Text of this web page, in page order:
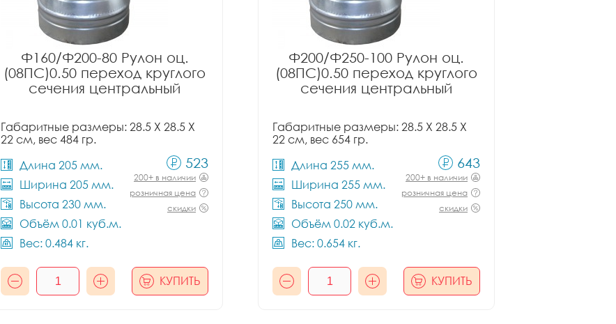
Ф160/Ф200-80 Рулон оц.
(08ПС)0.50 переход круглого
сечения центральный
Габаритные размеры: 28.5 X 28.5 X
22 см, вес 484 гр.
Длина 205 мм.
Ширина 205 мм.
Высота 230 мм.
Объём 0.01 куб.м.
Вес: 0.484 кг.
523
200+ в наличии
розничная цена
скидки
КУПИТЬ
Ф200/Ф250-100 Рулон оц.
(08ПС)0.50 переход круглого
сечения центральный
Габаритные размеры: 28.5 X 28.5 X
22 см, вес 654 гр.
Длина 255 мм.
Ширина 255 мм.
Высота 250 мм.
Объём 0.02 куб.м.
Вес: 0.654 кг.
643
200+ в наличии
розничная цена
скидки
КУПИТЬ